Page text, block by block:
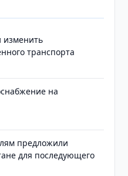
изменить
транспорта
на
предложили
для последующего